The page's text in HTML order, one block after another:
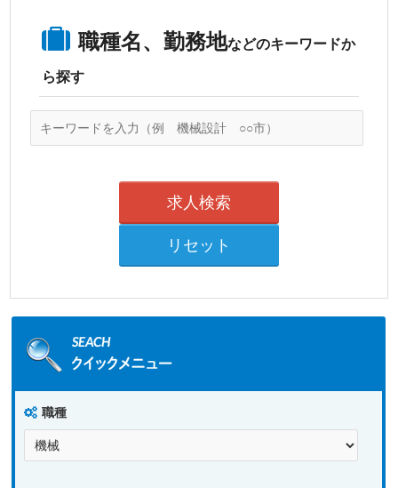
職種名、勤務地などのキーワードか
ら探す
職種